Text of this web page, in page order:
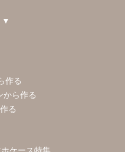
▼
作る
から作る
る